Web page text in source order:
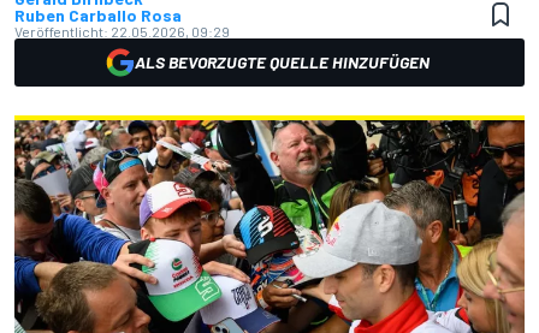
Ruben Carballo Rosa
Veröffentlicht: 22.05.2026, 09:29
ALS BEVORZUGTE QUELLE HINZUFÜGEN